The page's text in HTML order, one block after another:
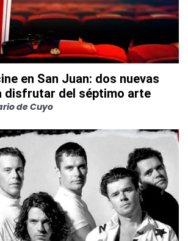
en San Juan: dos nuevas
disfrutar del séptimo arte
de Cuyo